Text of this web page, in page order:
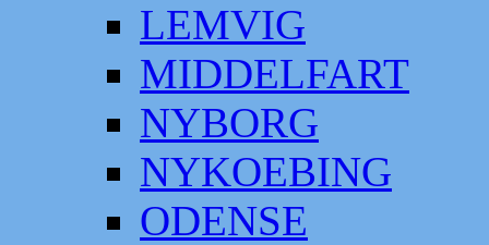
LEMVIG
MIDDELFART
NYBORG
NYKOEBING
ODENSE